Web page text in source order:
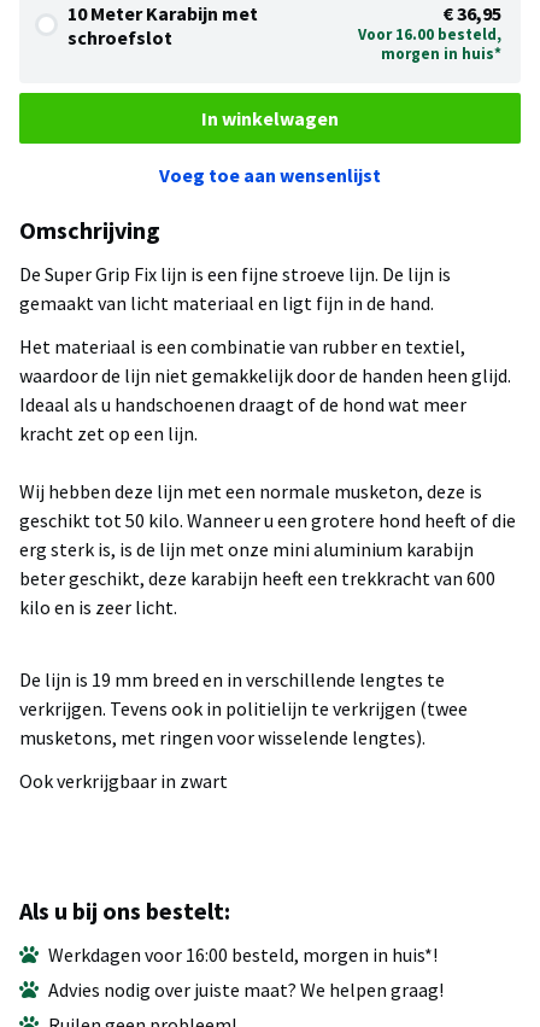
10 Meter Karabijn met
schroefslot
€ 36,95
Voor 16.00 besteld,
morgen in huis*
In winkelwagen
Voeg toe aan wensenlijst
Omschrijving
De Super Grip Fix lijn is een fijne stroeve lijn. De lijn is
gemaakt van licht materiaal en ligt fijn in de hand.
Het materiaal is een combinatie van rubber en textiel,
waardoor de lijn niet gemakkelijk door de handen heen glijd.
Ideaal als u handschoenen draagt of de hond wat meer
kracht zet op een lijn.
Wij hebben deze lijn met een normale musketon, deze is
geschikt tot 50 kilo. Wanneer u een grotere hond heeft of die
erg sterk is, is de lijn met onze mini aluminium karabijn
beter geschikt, deze karabijn heeft een trekkracht van 600
kilo en is zeer licht.
De lijn is 19 mm breed en in verschillende lengtes te
verkrijgen. Tevens ook in politielijn te verkrijgen (twee
musketons, met ringen voor wisselende lengtes).
Ook verkrijgbaar in zwart
Als u bij ons bestelt:
Werkdagen voor 16:00 besteld, morgen in huis*!
Advies nodig over juiste maat? We helpen graag!